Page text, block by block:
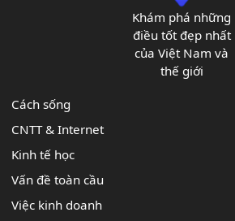
Khám phá những
điều tốt đẹp nhất
của Việt Nam và
thế giới
Cách sống
CNTT & Internet
Kinh tế học
Vấn đề toàn cầu
Việc kinh doanh